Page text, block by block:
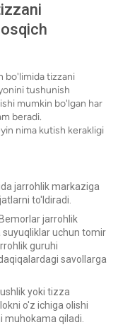
bo'limida tizzani
tushunish
mumkin bo'lgan har
beradi.
nima kutish kerakligi
jarrohlik markaziga
to'ldiradi.
jarrohlik
uchun tomir
guruhi
savollarga
yoki tizza
o'z ichiga olishi
muhokama qiladi.